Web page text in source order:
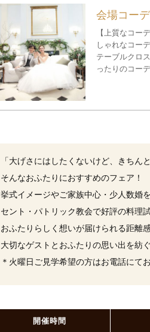
会場コー
【上質なコー
しゃれなコー
テーブルクロ
ったりのコー
「大げさにはしたくないけど、きちん
そんなおふたりにおすすめのフェア！
挙式イメージやご家族中心・少人数婚を
セント・パトリック教会で好評の料理
おふたりらしく想いが届けられる距離
大切なゲストとおふたりの思い出を紡
＊火曜日ご見学希望の方はお電話にて
開催時間